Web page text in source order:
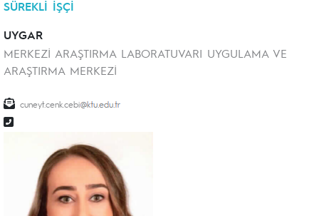
SÜREKLİ İŞÇİ
UYGAR
MERKEZİ ARAŞTIRMA LABORATUVARI UYGULAMA VE
ARAŞTIRMA MERKEZİ
cuneyt.cenk.cebi